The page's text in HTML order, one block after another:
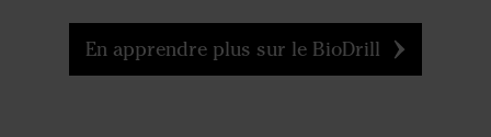
En apprendre plus sur le BioDrill